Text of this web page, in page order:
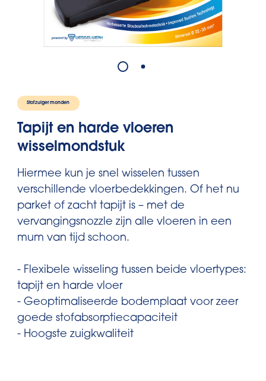
Stofzuigermonden
Tapijt en harde vloeren
wisselmondstuk
Hiermee kun je snel wisselen tussen
verschillende vloerbedekkingen. Of het nu
parket of zacht tapijt is – met de
vervangingsnozzle zijn alle vloeren in een
mum van tijd schoon.
- Flexibele wisseling tussen beide vloertypes:
tapijt en harde vloer
- Geoptimaliseerde bodemplaat voor zeer
goede stofabsorptiecapaciteit
- Hoogste zuigkwaliteit